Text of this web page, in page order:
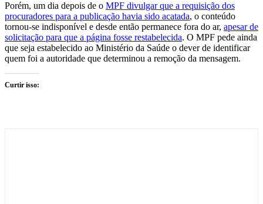
Porém, um dia depois de o MPF divulgar que a requisição dos
procuradores para a publicação havia sido acatada, o conteúdo
tornou-se indisponível e desde então permanece fora do ar, apesar de
solicitação para que a página fosse restabelecida. O MPF pede ainda
que seja estabelecido ao Ministério da Saúde o dever de identificar
quem foi a autoridade que determinou a remoção da mensagem.
Curtir isso: